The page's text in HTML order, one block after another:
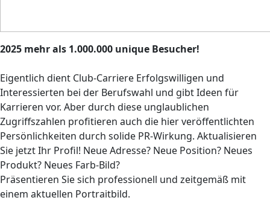
2025 mehr als 1.000.000 unique Besucher!
Eigentlich dient Club-Carriere Erfolgswilligen und
Interessierten bei der Berufswahl und gibt Ideen für
Karrieren vor. Aber durch diese unglaublichen
Zugriffszahlen profitieren auch die hier veröffentlichten
Persönlichkeiten durch solide PR-Wirkung. Aktualisieren
Sie jetzt Ihr Profil! Neue Adresse? Neue Position? Neues
Produkt? Neues Farb-Bild?
Präsentieren Sie sich professionell und zeitgemäß mit
einem aktuellen Portraitbild.